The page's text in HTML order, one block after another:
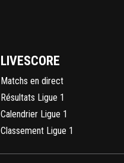
LIVESCORE
Matchs en direct
Résultats Ligue 1
Calendrier Ligue 1
Classement Ligue 1